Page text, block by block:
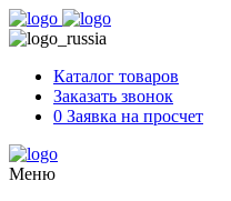
Skip
to
Каталог товаров
Заказать звонок
0 Заявка на просчет
Меню